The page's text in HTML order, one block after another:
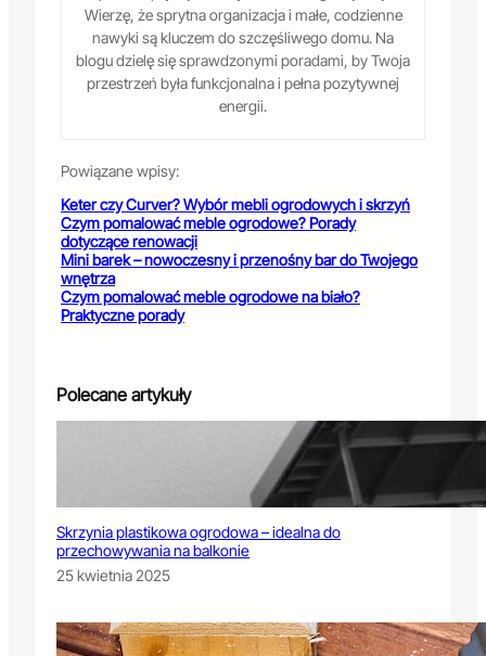
Wierzę, że sprytna organizacja i małe, codzienne
nawyki są kluczem do szczęśliwego domu. Na
blogu dzielę się sprawdzonymi poradami, by Twoja
przestrzeń była funkcjonalna i pełna pozytywnej
energii.
Powiązane wpisy:
Keter czy Curver? Wybór mebli ogrodowych i skrzyń
Czym pomalować meble ogrodowe? Porady
dotyczące renowacji
Mini barek – nowoczesny i przenośny bar do Twojego
wnętrza
Czym pomalować meble ogrodowe na biało?
Praktyczne porady
Polecane artykuły
Skrzynia plastikowa ogrodowa – idealna do
przechowywania na balkonie
25 kwietnia 2025